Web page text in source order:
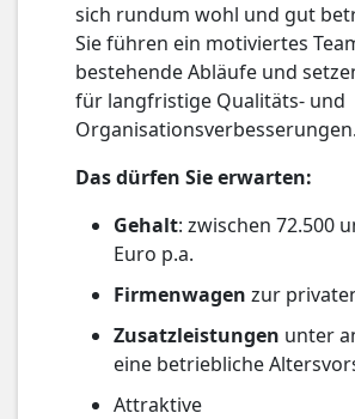
sich rundum wohl und gut
Sie führen ein motiviertes
bestehende Abläufe und
für langfristige Qualitäts- und
Organisationsverbesserungen.
Das dürfen Sie erwarten:
Gehalt: zwischen 72.500
Euro p.a.
Firmenwagen zur
Zusatzleistungen unter
eine betriebliche
Attraktive